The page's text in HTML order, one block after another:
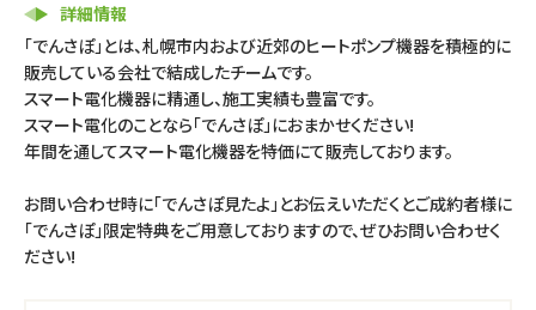
詳細情報
「でんさぽ」とは、札幌市内および近郊のヒートポンプ機器を積極的に
販売している会社で結成したチームです。
スマート電化機器に精通し、施工実績も豊富です。
スマート電化のことなら「でんさぽ」におまかせください!
年間を通してスマート電化機器を特価にて販売しております。
お問い合わせ時に「でんさぽ見たよ」とお伝えいただくとご成約者様に
「でんさぽ」限定特典をご用意しておりますので、ぜひお問い合わせく
ださい!